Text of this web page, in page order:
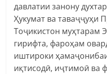
давлатии занону
Ҳукумат ва таваҷҷуҳи
Тоҷикистон муҳтарам
гирифта, фароҳам
иштироки
иқтисодӣ, иҷтимоӣ ва